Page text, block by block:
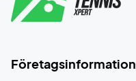
Företagsinformation